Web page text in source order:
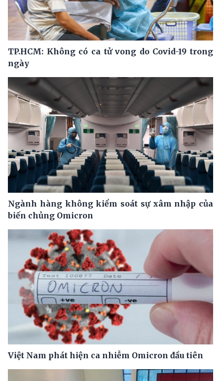
TP.HCM: Không có ca tử vong do Covid-19 trong
ngày
Ngành hàng không kiểm soát sự xâm nhập của
biến chủng Omicron
Việt Nam phát hiện ca nhiễm Omicron đầu tiên